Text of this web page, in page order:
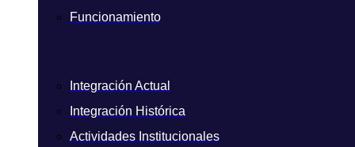
Funcionamiento
Integración Actual
Integración Histórica
Actividades Institucionales